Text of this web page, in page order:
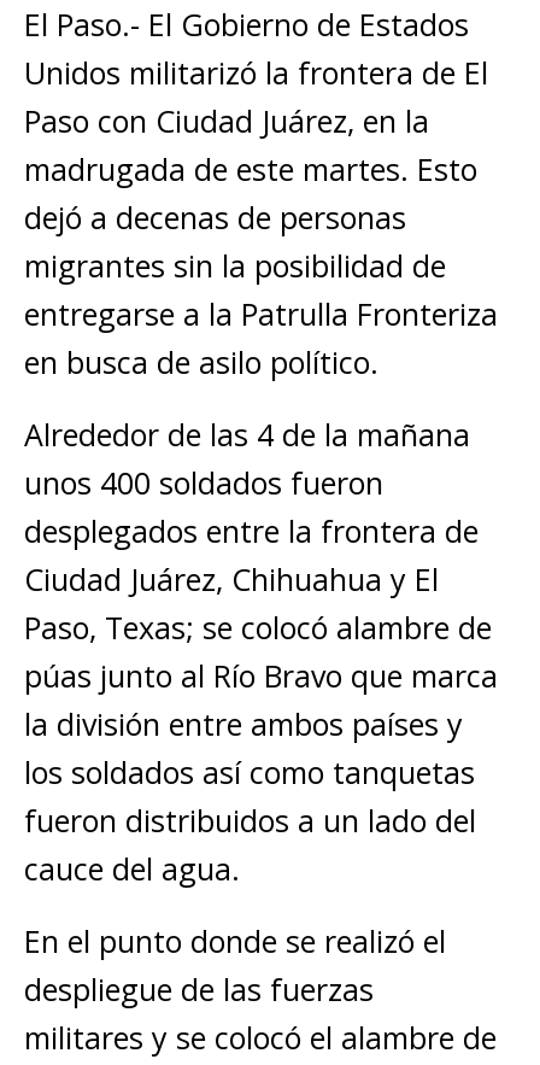
El Paso.- El Gobierno de Estados
Unidos militarizó la frontera de El
Paso con Ciudad Juárez, en la
madrugada de este martes. Esto
dejó a decenas de personas
migrantes sin la posibilidad de
entregarse a la Patrulla Fronteriza
en busca de asilo político.
Alrededor de las 4 de la mañana
unos 400 soldados fueron
desplegados entre la frontera de
Ciudad Juárez, Chihuahua y El
Paso, Texas; se colocó alambre de
púas junto al Río Bravo que marca
la división entre ambos países y
los soldados así como tanquetas
fueron distribuidos a un lado del
cauce del agua.
En el punto donde se realizó el
despliegue de las fuerzas
militares y se colocó el alambre de